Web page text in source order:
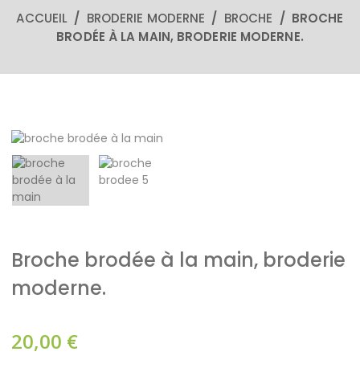
ACCUEIL / BRODERIE MODERNE / BROCHE / BROCHE
BRODÉE À LA MAIN, BRODERIE MODERNE.
Broche brodée à la main, broderie
moderne.
20,00 €